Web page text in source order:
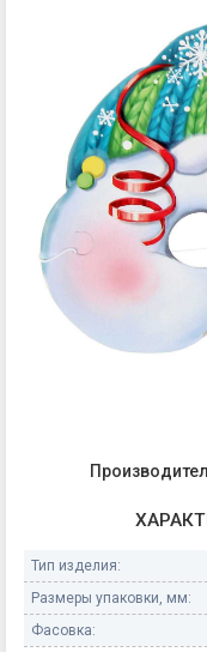
Тип изделия:
Размеры упаковки, мм:
Фасовка: